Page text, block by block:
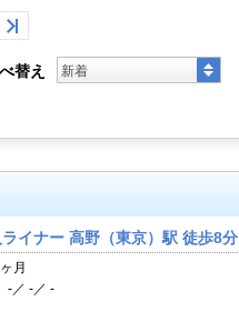
替え 新着
イナー 高野（東京）駅 徒歩8分
月
-／ -／ -